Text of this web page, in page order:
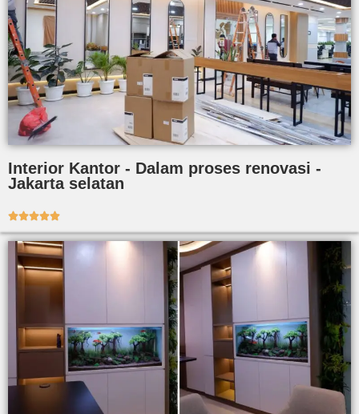
Interior Kantor - Dalam proses renovasi -
Jakarta selatan
